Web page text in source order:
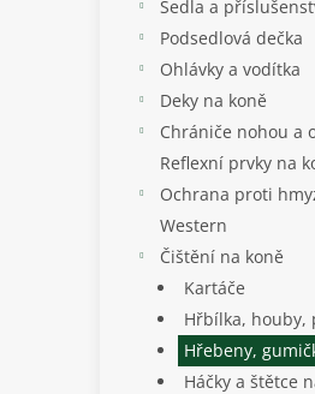
Sedla a
Podsedlová dečka
Ohlávky a vodítka
Deky na koně
Chrániče nohou a
Reflexní prvky na
Ochrana proti
Western
Čištění na koně
Kartáče
Hřbílka, houby,
Hřebeny,
Háčky a štětce